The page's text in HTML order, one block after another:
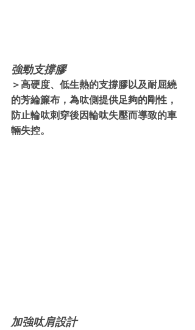
強勁支撐膠
＞高硬度、低生熱的支撐膠以及耐屈繞
的芳綸簾布，為呔側提供足夠的剛性，
防止輪呔刺穿後因輪呔失壓而導致的車
輛失控。
加強呔肩設計